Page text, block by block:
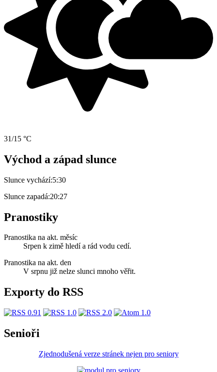
31/15 °C
Východ a západ slunce
Slunce vychází:5:30
Slunce zapadá:20:27
Pranostiky
Pranostika na akt. měsíc
Srpen k zimě hledí a rád vodu cedí.
Pranostika na akt. den
V srpnu již nelze slunci mnoho věřit.
Exporty do RSS
Senioři
Zjednodušená verze stránek nejen pro seniory